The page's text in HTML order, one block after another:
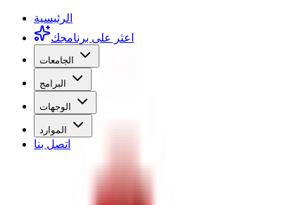
الرئيسية
اعثر على برنامجك
الجامعات
البرامج
الوجهات
الموارد
اتصل بنا